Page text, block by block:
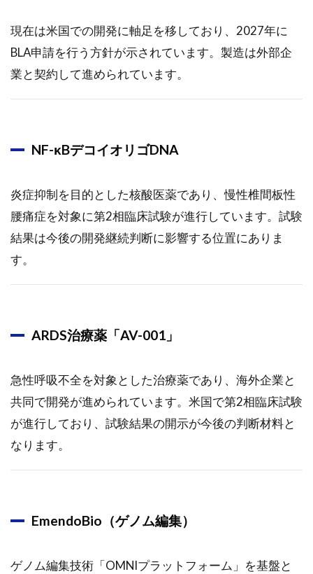
現在は米国での開発に軸足を移しており、2027年に
BLA申請を行う方針が示されています。製造は外部企
業と契約して進められています。
NF-κBデコイオリゴDNA
炎症抑制を目的とした核酸医薬であり、慢性椎間板性
腰痛症を対象に第2相臨床試験が進行しています。試験
結果は今後の開発継続判断に影響する位置にありま
す。
ARDS治療薬「AV-001」
急性呼吸不全を対象とした治療薬であり、海外企業と
共同で開発が進められています。米国で第2相臨床試験
が進行しており、試験結果の開示が今後の判断材料と
なります。
EmendoBio（ゲノム編集）
ゲノム編集技術「OMNIプラットフォーム」を基盤と